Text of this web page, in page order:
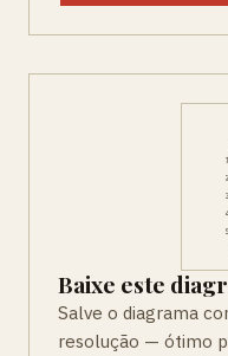
Baixe este
Salve o diagrama
resolução — ótimo